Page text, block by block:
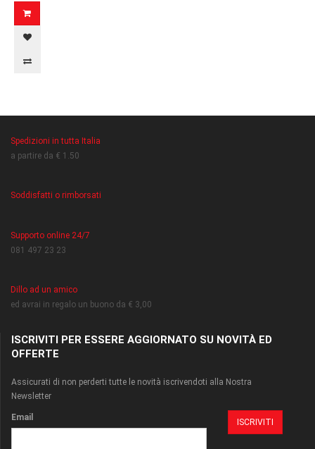
Spedizioni in tutta Italia
a partire da € 1.50
Soddisfatti o rimborsati
Supporto online 24/7
081 497 23 23
Dillo ad un amico
ed avrai in regalo un buono da € 3,00
ISCRIVITI PER ESSERE AGGIORNATO SU NOVITÀ ED
OFFERTE
Assicurati di non perderti tutte le novità iscrivendoti alla Nostra
Newsletter
Email